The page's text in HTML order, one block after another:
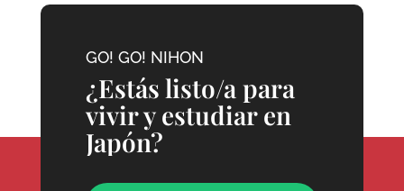
GO! GO! NIHON
¿Estás listo/a para
vivir y estudiar en
Japón?